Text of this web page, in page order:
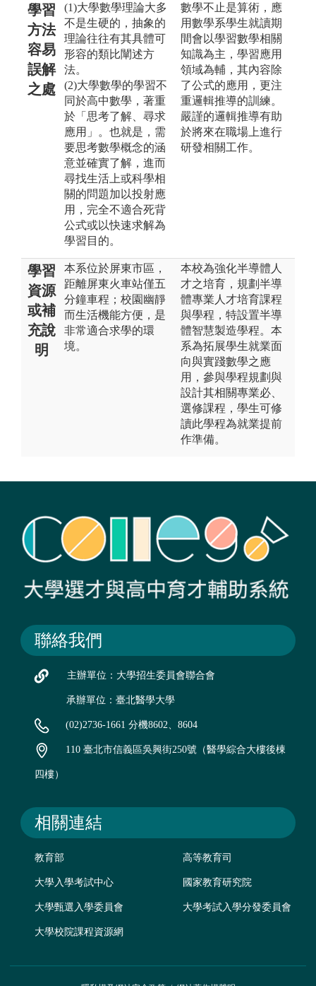
學習
方法
容易
誤解
之處
(1)大學數學理論大多
不是生硬的，抽象的
理論往往有其具體可
形容的類比闡述方
法。
(2)大學數學的學習不
同於高中數學，著重
於「思考了解、尋求
應用」。也就是，需
要思考數學概念的涵
意並確實了解，進而
尋找生活上或科學相
關的問題加以投射應
用，完全不適合死背
公式或以快速求解為
學習目的。
數學不止是算術，應
用數學系學生就讀期
間會以學習數學相關
知識為主，學習應用
領域為輔，其內容除
了公式的應用，更注
重邏輯推導的訓練。
嚴謹的邏輯推導有助
於將來在職場上進行
研發相關工作。
學習
資源
或補
充說
明
本系位於屏東市區，
距離屏東火車站僅五
分鐘車程；校園幽靜
而生活機能方便，是
非常適合求學的環
境。
本校為強化半導體人
才之培育，規劃半導
體專業人才培育課程
與學程，特設置半導
體智慧製造學程。本
系為拓展學生就業面
向與實踐數學之應
用，參與學程規劃與
設計其相關專業必、
選修課程，學生可修
讀此學程為就業提前
作準備。
聯絡我們
主辦單位：大學招生委員會聯合會
承辦單位：臺北醫學大學
(02)2736-1661 分機8602、8604
110 臺北市信義區吳興街250號（醫學綜合大樓後棟
四樓）
相關連結
教育部 高等教育司
大學入學考試中心 國家教育研究院
大學甄選入學委員會 大學考試入學分發委員會
大學校院課程資源網